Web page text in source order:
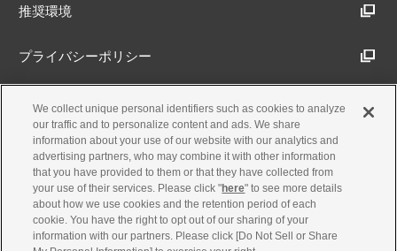
推奨環境
プライバシーポリシー
Cookieポリシー
アクセシビリティ方針
古物営業法に基づく表示
We collect unique personal identifiers such as cookies to analyze
our traffic and to personalize content and ads. We share
information about your use of our website with our analytics and
advertising partners, who may combine it with other information
that you have provided to them or that they have collected from
your use of their services. Please click "here" to see more details
about how we use cookies and the retention period of each
cookie. You have the right to opt out of our sharing of your
information with our partners. Please click [Do Not Sell or Share